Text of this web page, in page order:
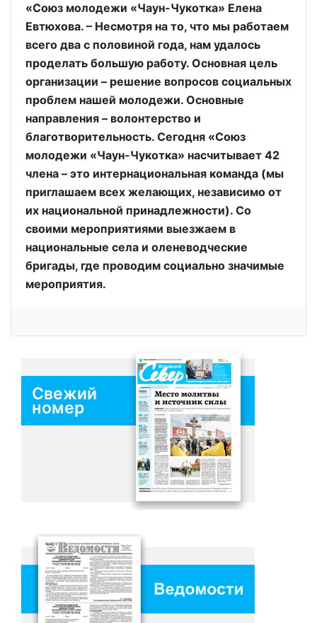
«Союз молодежи «Чаун-Чукотка» Елена
Евтюхова. – Несмотря на то, что мы работаем
всего два с половиной года, нам удалось
проделать большую работу. Основная цель
организации – решение вопросов социальных
проблем нашей молодежи. Основные
направления – волонтерство и
благотворительность. Сегодня «Союз
молодежи «Чаун-Чукотка» насчитывает 42
члена – это интернациональная команда (мы
приглашаем всех желающих, независимо от
их национальной принадлежности). Со
своими мероприятиями выезжаем в
национальные села и оленеводческие
бригады, где проводим социально значимые
мероприятия.
Свежий
номер